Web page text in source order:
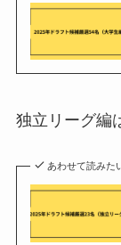
独立リーグ編
あわせて読みた